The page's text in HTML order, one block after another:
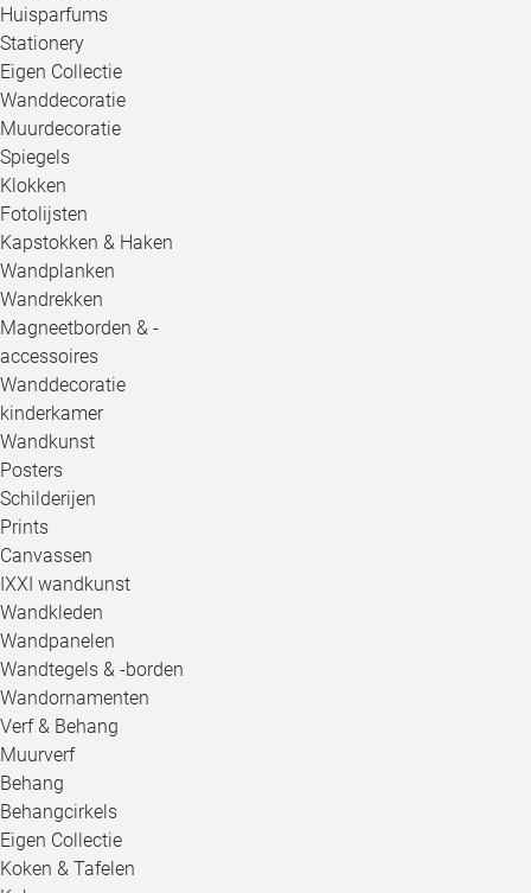
Huisparfums
Stationery
Eigen Collectie
Wanddecoratie
Muurdecoratie
Spiegels
Klokken
Fotolijsten
Kapstokken & Haken
Wandplanken
Wandrekken
Magneetborden & -
accessoires
Wanddecoratie
kinderkamer
Wandkunst
Posters
Schilderijen
Prints
Canvassen
IXXI wandkunst
Wandkleden
Wandpanelen
Wandtegels & -borden
Wandornamenten
Verf & Behang
Muurverf
Behang
Behangcirkels
Eigen Collectie
Koken & Tafelen